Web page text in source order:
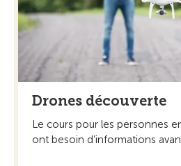
Drones découverte
Le cours pour les personnes
ont besoin d’informations